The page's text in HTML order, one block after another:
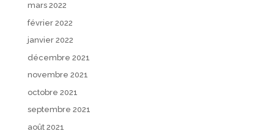
mars 2022
février 2022
janvier 2022
décembre 2021
novembre 2021
octobre 2021
septembre 2021
août 2021